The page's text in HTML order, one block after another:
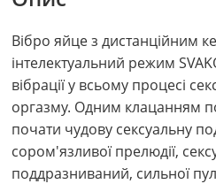
Вібро яйце з дистанційним
інтелектуальний режим
вібрації у всьому процесі
оргазму. Одним клацанням
почати чудову сексуальну
сором'язливої прелюдії,
поддразниваний, сильної